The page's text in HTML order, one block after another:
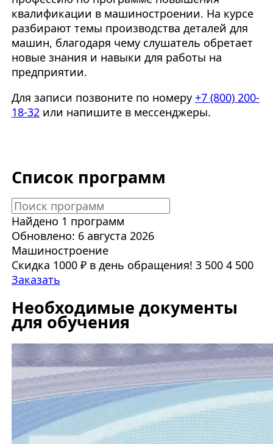
квалификации в машиностроении. На курсе
разбирают темы производства деталей для
машин, благодаря чему слушатель обретает
новые знания и навыки для работы на
предприятии.
Для записи позвоните по номеру +7 (800) 200-
18-32или напишите в мессенджеры.
Список программ
Найдено 1 программ
Обновлено: 6 августа 2026
Машиностроение
Скидка 1000 ₽ в день обращения! 3 500 4 500
Заказать
Необходимые документы
для обучения